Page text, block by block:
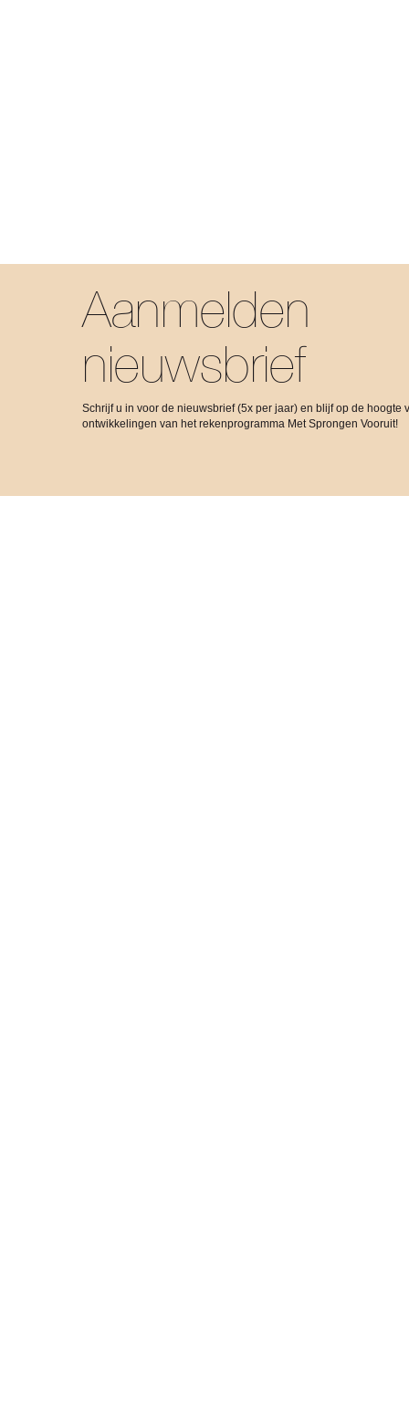
Aanmelden
nieuwsbrief
Schrijf u in voor de nieuwsbrief (5x per jaar) en blijf op de hoogte
ontwikkelingen van het rekenprogramma Met Sprongen Vooruit!